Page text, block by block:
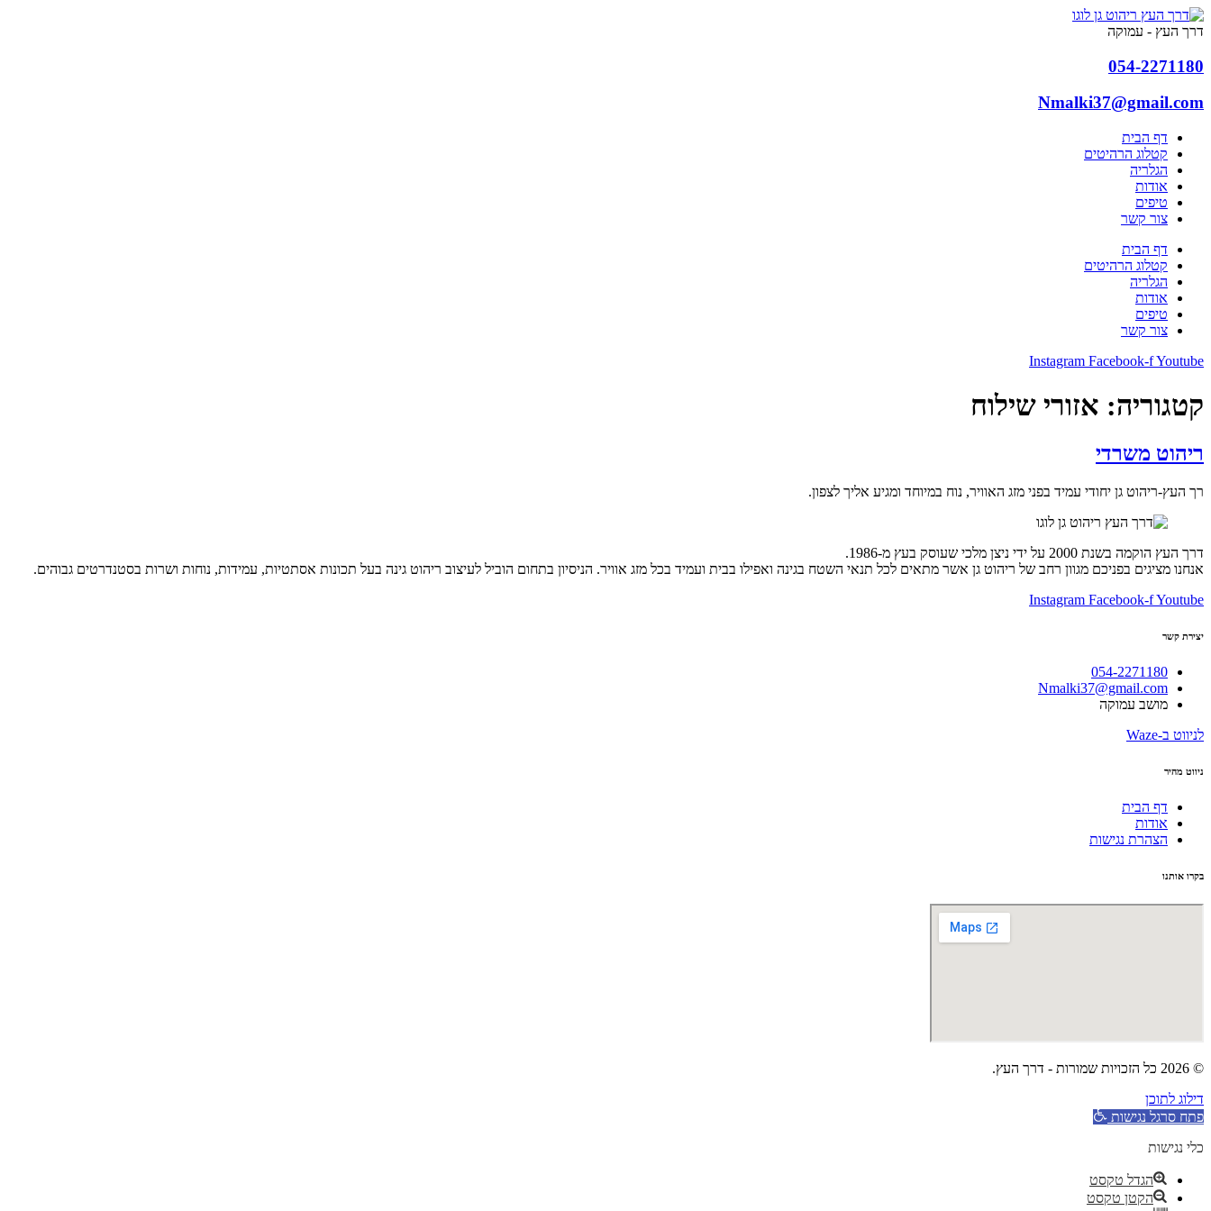
דלג
לתוכן
דרך העץ - עמוקה
054-2271180
Nmalki37@gmail.com
דף הבית
קטלוג הרהיטים
הגלריה
אודות
טיפים
צור קשר
דף הבית
קטלוג הרהיטים
הגלריה
אודות
טיפים
צור קשר
Instagram Facebook-fYoutube
קטגוריה: אזורי שילוח
ריהוט משרדי
רך העץ-ריהוט גן יחודי עמיד בפני מזג האוויר, נוח במיוחד ומגיע אליך לצפון.
דרך העץ הוקמה בשנת 2000 על ידי ניצן מלכי שעוסק בעץ מ-1986.
אנחנו מציגים בפניכם מגוון רחב של ריהוט גן אשר מתאים לכל תנאי השטח בגינה ואפילו בבית ועמיד בכל מזג אוויר. הניסיון בתחום הוביל לעיצוב ריהוט גינה בעל תכונות אסתטיות, עמידות, נוחות ושרות בסטנדרטים גבוהים.
Instagram Facebook-fYoutube
יצירת קשר
054-2271180
Nmalki37@gmail.com
מושב עמוקה
לניווט ב-Waze
ניווט מהיר
דף הבית
אודות
הצהרת נגישות
בקרו אותנו
© 2026 כל הזכויות שמורות - דרך העץ.
דילוג לתוכן
פתח סרגל נגישות
כלי נגישות
הגדל טקסט
הקטן טקסט